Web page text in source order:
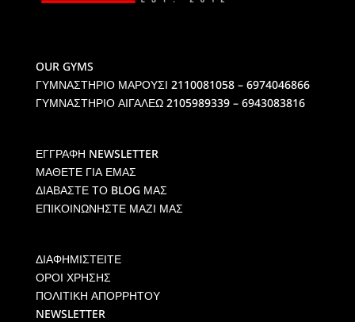
OUR GYMS
ΓΥΜΝΑΣΤΗΡΙΟ ΜΑΡΟΥΣΙ 2110081058 – 6974046866
ΓΥΜΝΑΣΤΗΡΙΟ ΑΙΓΑΛΕΩ2105989339 – 6943083816
ΕΓΓΡΑΦΗ NEWSLETTER
ΜΑΘΕΤΕ ΓΙΑ ΕΜΑΣ
ΔΙΑΒΑΣΤΕ ΤΟ BLOG ΜΑΣ
ΕΠΙΚΟΙΝΩΝΗΣΤΕ ΜΑΖΙ ΜΑΣ
ΔΙΑΦΗΜΙΣΤΕΙΤΕ
ΟΡΟΙ ΧΡΗΣΗΣ
ΠΟΛΙΤΙΚΗ ΑΠΟΡΡΗΤΟΥ
NEWSLETTER